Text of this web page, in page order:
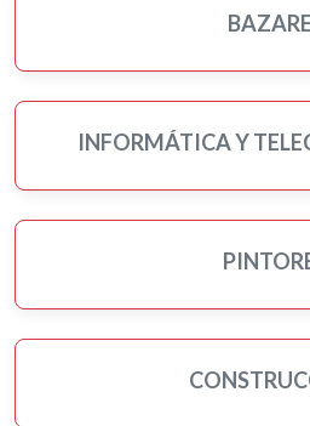
INFORMÁTICA Y